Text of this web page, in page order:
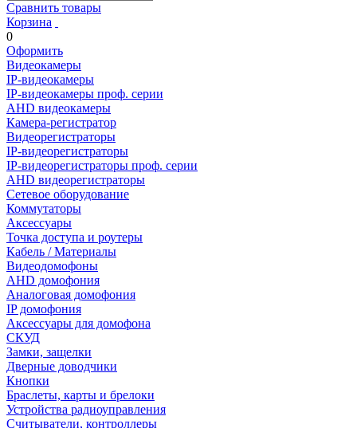
Сравнить товары
Корзина
0
Оформить
Видеокамеры
IP-видеокамеры
IP-видеокамеры проф. серии
AHD видеокамеры
Камера-регистратор
Видеорегистраторы
IP-видеорегистраторы
IP-видеорегистраторы проф. серии
AHD видеорегистраторы
Сетевое оборудование
Коммутаторы
Аксессуары
Точка доступа и роутеры
Кабель / Материалы
Видеодомофоны
AHD домофония
Аналоговая домофония
IP домофония
Аксессуары для домофона
СКУД
Замки, защелки
Дверные доводчики
Кнопки
Браслеты, карты и брелоки
Устройства радиоуправления
Считыватели, контроллеры